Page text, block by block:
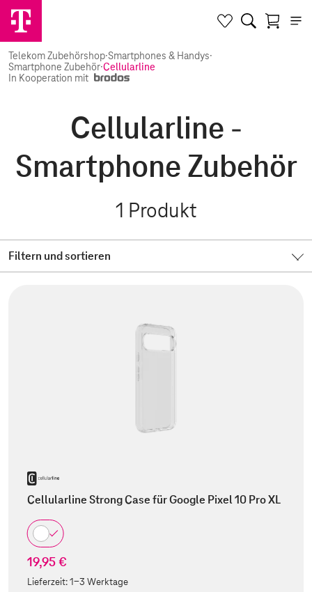
Telekom Zubehörshop·Smartphones & Handys·
Smartphone Zubehör·Cellularline
In Kooperation mit
Cellularline -
Smartphone Zubehör
1 Produkt
Filtern und sortieren
Cellularline Strong Case für Google Pixel 10 Pro XL
19,95 €
Lieferzeit:1-3 Werktage